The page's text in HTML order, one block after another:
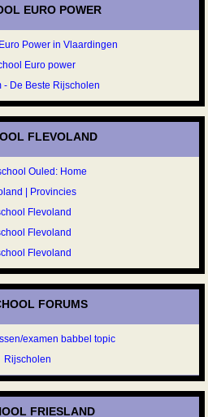
EURO POWER
Power in Vlaardingen
Euro power
- De Beste Rijscholen
FLEVOLAND
Ouled: Home
| Provincies
Flevoland
Flevoland
Flevoland
FORUMS
examen babbel topic
Rijscholen
FRIESLAND